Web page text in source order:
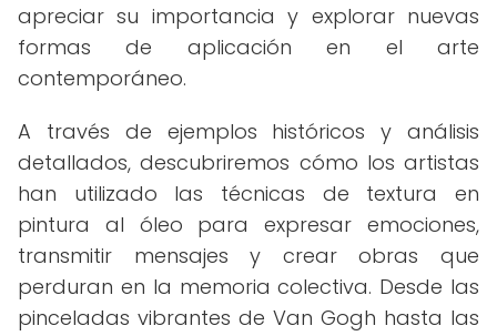
apreciar su importancia y explorar nuevas
formas de aplicación en el arte
contemporáneo.
A través de ejemplos históricos y análisis
detallados, descubriremos cómo los artistas
han utilizado las técnicas de textura en
pintura al óleo para expresar emociones,
transmitir mensajes y crear obras que
perduran en la memoria colectiva. Desde las
pinceladas vibrantes de Van Gogh hasta las